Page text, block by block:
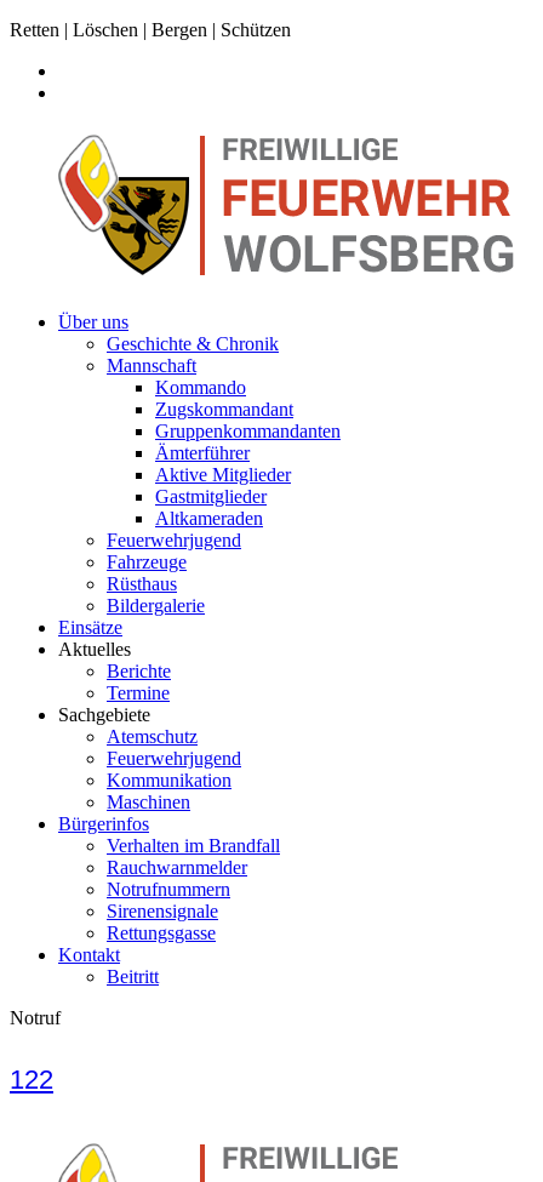
Retten | Löschen | Bergen | Schützen
Über uns
Geschichte & Chronik
Mannschaft
Kommando
Zugskommandant
Gruppenkommandanten
Ämterführer
Aktive Mitglieder
Gastmitglieder
Altkameraden
Feuerwehrjugend
Fahrzeuge
Rüsthaus
Bildergalerie
Einsätze
Aktuelles
Berichte
Termine
Sachgebiete
Atemschutz
Feuerwehrjugend
Kommunikation
Maschinen
Bürgerinfos
Verhalten im Brandfall
Rauchwarnmelder
Notrufnummern
Sirenensignale
Rettungsgasse
Kontakt
Beitritt
Notruf
122